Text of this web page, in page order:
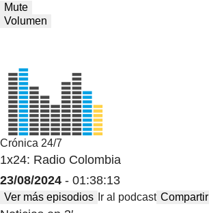
Mute
Volumen
Crónica 24/7
1x24: Radio Colombia
23/08/2024 - 01:38:13
Ver más episodios Ir al podcast Compartir